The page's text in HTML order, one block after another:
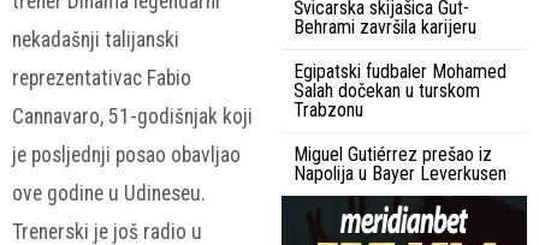
nekadašnji talijanski
reprezentativac Fabio
Cannavaro, 51-godišnjak koji
je posljednji posao obavljao
ove godine u Udineseu.
Trenerski je još radio u
Švicarska skijašica Gut-
Behrami završila karijeru
Egipatski fudbaler Mohamed
Salah dočekan u turskom
Trabzonu
Miguel Gutiérrez prešao iz
Napolija u Bayer Leverkusen